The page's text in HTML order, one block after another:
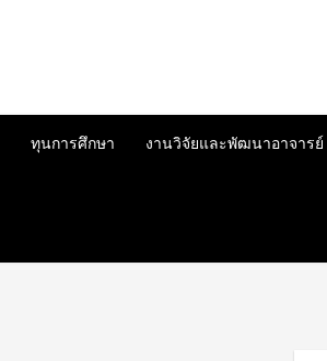
ทุนการศึกษา งานวิจัยและพัฒนาอาจารย์